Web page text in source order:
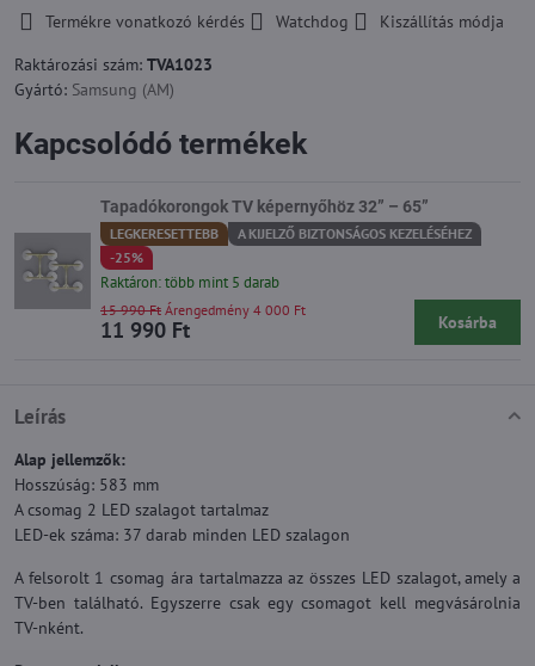
Termékre vonatkozó kérdés Watchdog
Kiszállítás módja
Raktározási szám: TVA1023
Gyártó: Samsung (AM)
Leírás
Alap jellemzők:
Hosszúság: 583 mm
A csomag 2 LED szalagot tartalmaz
LED-ek száma: 37 darab minden LED szalagon
A felsorolt 1 csomag ára tartalmazza az összes LED szalagot, amely a
TV-ben található. Egyszerre csak egy csomagot kell megvásárolnia
TV-nként.
Kapcsolódó termékek
Tapadókorongok TV képernyőhöz 32” – 65”
LEGKERESETTEBB
A KIJELZŐ BIZTONSÁGOS KEZELÉSÉHEZ
-25%
Raktáron: több mint 5 darab
11 990 Ft
15 990 Ft Árengedmény 4 000 Ft
Kosárba